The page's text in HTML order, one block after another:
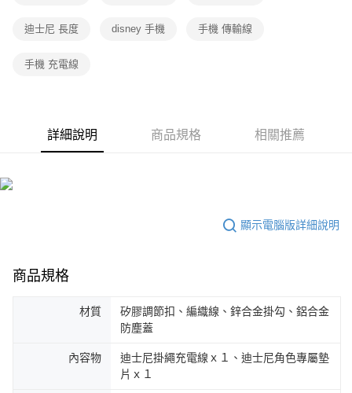
迪士尼 長度 disney 手機 手機 傳輸線
手機 充電線
詳細說明 商品規格 相關推薦
顯示電腦版詳細說明
商品規格
材質
矽膠調節扣、編織線、鋅合金掛勾、鋁合金
防塵蓋
內容物
迪士尼掛繩充電線ｘ１、迪士尼角色專屬墊
片ｘ１